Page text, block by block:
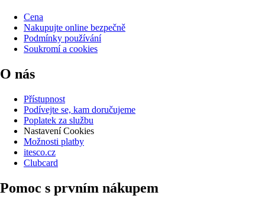
Cena
Nakupujte online bezpečně
Podmínky používání
Soukromí a cookies
O nás
Přístupnost
Podívejte se, kam doručujeme
Poplatek za službu
Nastavení Cookies
Možnosti platby
itesco.cz
Clubcard
Pomoc s prvním nákupem